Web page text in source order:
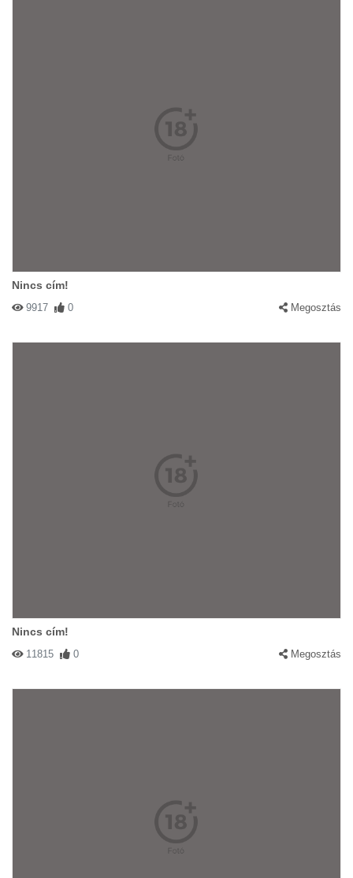
Nincs cím!
9917 0 Megosztás
Nincs cím!
11815 0 Megosztás